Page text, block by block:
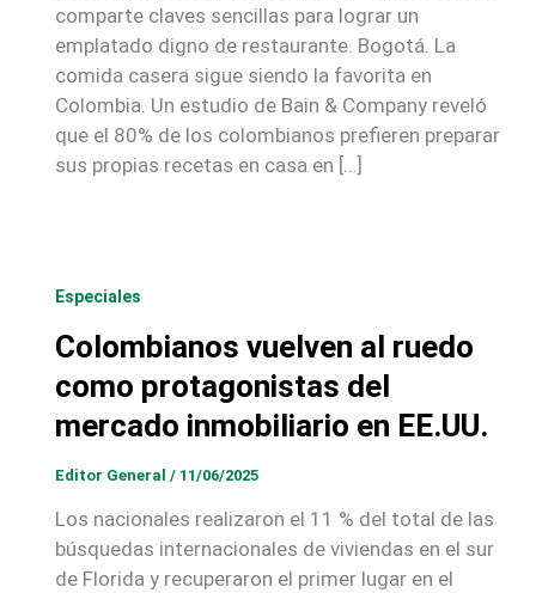
comparte claves sencillas para lograr un
emplatado digno de restaurante. Bogotá. La
comida casera sigue siendo la favorita en
Colombia. Un estudio de Bain & Company reveló
que el 80% de los colombianos prefieren preparar
sus propias recetas en casa en […]
Especiales
Colombianos vuelven al ruedo
como protagonistas del
mercado inmobiliario en EE.UU.
Editor General / 11/06/2025
Los nacionales realizaron el 11 % del total de las
búsquedas internacionales de viviendas en el sur
de Florida y recuperaron el primer lugar en el